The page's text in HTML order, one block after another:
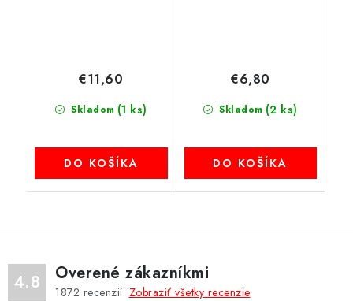
Skladom (1 ks)
€11,60
DO KOŠÍKA
Skladom (2 ks)
€6,80
DO KOŠÍKA
4.8 Overené zákazníkmi
1872 recenzií. Zobraziť všetky recenzie